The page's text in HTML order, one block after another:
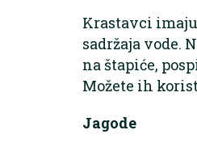
Krastavci
sadržaja vode.
na štapiće,
Možete ih
Jagode